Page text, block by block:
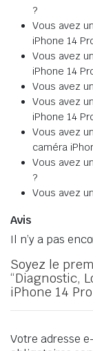
?
Vous avez
iPhone 14
Vous avez
iPhone 14
Vous avez
Vous avez
iPhone 14
Vous avez
caméra
Vous avez
?
Vous avez
Avis
Il n’y a pas
Soyez le
“Diagnostic,
iPhone 14
Votre adresse